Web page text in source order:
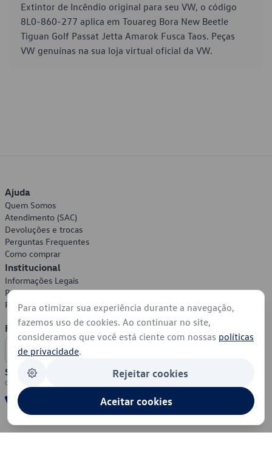
Extintor de Incêndio original para seu VW, o código
8L0-860-277 aplica em Touareg Bora New Beetle
Tiguan Golf Passat Jetta Amarok Fusca Taos. Peças
VW genuínas na sua loja virtual oficial da VW.
Ajuda
Quem Somos
Atendimento (SAC)
Devoluções e trocas
Perguntas Frequentes
Como comprar
Institucional
Informações Legais
Política de Privacidade
Política de Cookies
Formas de Pagamento
Segurança
Para otimizar sua experiência durante a navegação,
fazemos uso de cookies. Ao continuar no site,
consideramos que você está ciente com nossas políticas
de privacidade.
Rejeitar cookies
Aceitar cookies